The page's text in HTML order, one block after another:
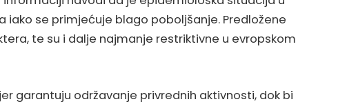
iako se primjećuje blago poboljšanje. Predložene
te su i dalje najmanje restriktivne u evropskom
garantuju održavanje privrednih aktivnosti, dok bi